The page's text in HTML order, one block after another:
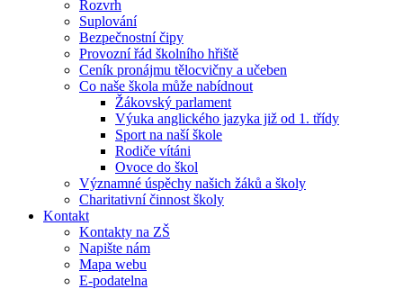
Rozvrh
Suplování
Bezpečnostní čipy
Provozní řád školního hřiště
Ceník pronájmu tělocvičny a učeben
Co naše škola může nabídnout
Žákovský parlament
Výuka anglického jazyka již od 1. třídy
Sport na naší škole
Rodiče vítáni
Ovoce do škol
Významné úspěchy našich žáků a školy
Charitativní činnost školy
Kontakt
Kontakty na ZŠ
Napište nám
Mapa webu
E-podatelna